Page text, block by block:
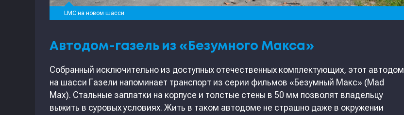
LMC на новом шасси
Автодом-газель из «Безумного Макса»
Собранный исключительно из доступных отечественных комплектующих, этот автодом
на шасси Газели напоминает транспорт из серии фильмов «Безумный Макс» (Mad
Max). Стальные заплатки на корпусе и толстые стены в 50 мм позволят владельцу
выжить в суровых условиях. Жить в таком автодоме не страшно даже в окружении